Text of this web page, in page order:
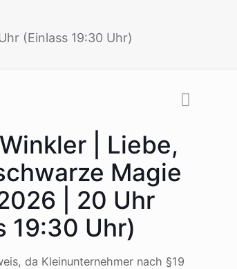
(Einlass 19:30 Uhr)
| Liebe,
Magie
| 20 Uhr
19:30 Uhr)
da Kleinunternehmer nach §19